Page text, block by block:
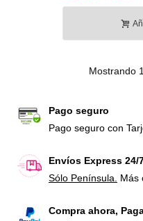
Mostrando 1
Pago seguro
Pago seguro con
Envíos Express 24/
Sólo Península.
Más
Compra ahora,